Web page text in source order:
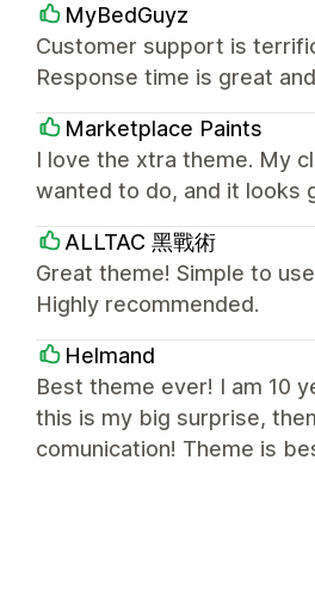
MyBedGuyz
Customer support is
Response time is great
Marketplace Paints
I love the xtra theme. My
wanted to do, and it looks
ALLTAC 黑戰術
Great theme! Simple to
Highly recommended.
Helmand
Best theme ever! I am 10
this is my big surprise,
comunication! Theme is